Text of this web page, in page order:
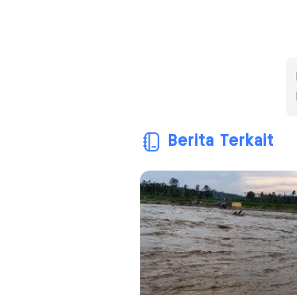
Berita Terkait